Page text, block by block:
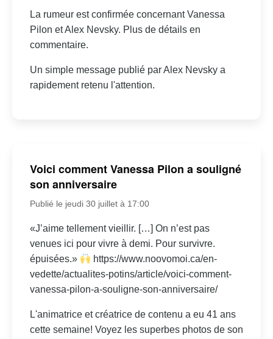
La rumeur est confirmée concernant Vanessa
Pilon et Alex Nevsky. Plus de détails en
commentaire.
Un simple message publié par Alex Nevsky a
rapidement retenu l'attention.
Voici comment Vanessa Pilon a souligné
son anniversaire
Publié le jeudi 30 juillet à 17:00
«J’aime tellement vieillir. […] On n’est pas
venues ici pour vivre à demi. Pour survivre.
épuisées.»
https://www.noovomoi.ca/en-
vedette/actualites-potins/article/voici-comment-
vanessa-pilon-a-souligne-son-anniversaire/
L'animatrice et créatrice de contenu a eu 41 ans
cette semaine! Voyez les superbes photos de son